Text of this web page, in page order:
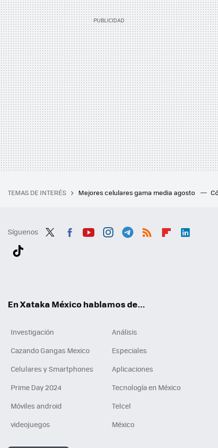
TEMAS DE INTERÉS Mejores celulares gama media agosto
Síguenos
En Xataka México hablamos de...
Investigación
Análisis
Cazando Gangas Mexico
Especiales
Celulares y Smartphones
Aplicaciones
Prime Day 2024
Tecnología en México
Móviles android
Telcel
videojuegos
México